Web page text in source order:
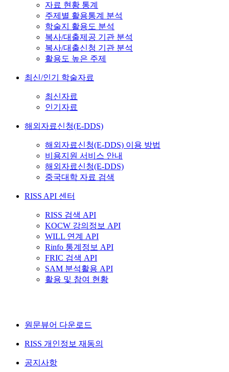
자료 현황 통계
주제별 활용통계 분석
학술지 활용도 분석
복사/대출제공 기관 분석
복사/대출신청 기관 분석
활용도 높은 주제
최신/인기 학술자료
최신자료
인기자료
해외자료신청(E-DDS)
해외자료신청(E-DDS) 이용 방법
비용지원 서비스 안내
해외자료신청(E-DDS)
중국대학 자료 검색
RISS API 센터
RISS 검색 API
KOCW 강의정보 API
WILL 연계 API
Rinfo 통계정보 API
FRIC 검색 API
SAM 분석활용 API
활용 및 참여 현황
원문뷰어 다운로드
RISS 개인정보 재동의
공지사항